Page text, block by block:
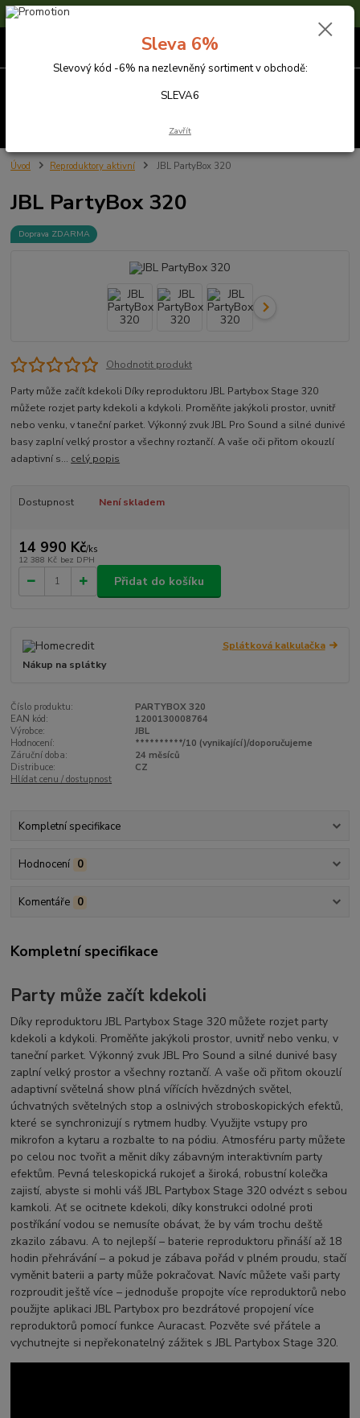
Sleva 6% na nezlevněné zboží s kódem SLEVA6
Úvod Reproduktory aktivní JBL PartyBox 320
JBL PartyBox 320
Doprava ZDARMA
Ohodnotit produkt
Party může začít kdekoli Díky reproduktoru JBL Partybox Stage 320
můžete rozjet party kdekoli a kdykoli. Proměňte jakýkoli prostor, uvnitř
nebo venku, v taneční parket. Výkonný zvuk JBL Pro Sound a silné dunivé
basy zaplní velký prostor a všechny roztančí. A vaše oči přitom okouzlí
adaptivní s... celý popis
Dostupnost Není skladem
14 990 Kč/ks
12 388 Kč bez DPH
Přidat do košíku
Splátková kalkulačka
Nákup na splátky
Číslo produktu:
PARTYBOX 320
EAN kód:
1200130008764
Výrobce:
JBL
Hodnocení:
**********/10 (vynikající)/doporučujeme
Záruční doba:
24 měsíců
Distribuce:
CZ
Hlídat cenu / dostupnost
Kompletní specifikace
Hodnocení 0
Komentáře 0
Kompletní specifikace
Party může začít kdekoli
Díky reproduktoru JBL Partybox Stage 320 můžete rozjet party
kdekoli a kdykoli. Proměňte jakýkoli prostor, uvnitř nebo venku, v
taneční parket. Výkonný zvuk JBL Pro Sound a silné dunivé basy
zaplní velký prostor a všechny roztančí. A vaše oči přitom okouzlí
adaptivní světelná show plná vířících hvězdných světel,
úchvatných světelných stop a oslnivých stroboskopických efektů,
které se synchronizují s rytmem hudby. Využijte vstupy pro
mikrofon a kytaru a rozbalte to na pódiu. Atmosféru party můžete
po celou noc tvořit a měnit díky zábavným interaktivním party
efektům. Pevná teleskopická rukojeť a široká, robustní kolečka
zajistí, abyste si mohli váš JBL Partybox Stage 320 odvézt s sebou
kamkoli. Ať se ocitnete kdekoli, díky konstrukci odolné proti
postříkání vodou se nemusíte obávat, že by vám trochu deště
zkazilo zábavu. A to nejlepší – baterie reproduktoru přináší až 18
hodin přehrávání – a pokud je zábava pořád v plném proudu, stačí
vyměnit baterii a party může pokračovat. Navíc můžete vaši party
rozproudit ještě více – jednoduše propojte více reproduktorů nebo
použijte aplikaci JBL Partybox pro bezdrátové propojení více
reproduktorů pomocí funkce Auracast. Pozvěte své přátele a
vychutnejte si nepřekonatelný zážitek s JBL Partybox Stage 320.
Sleva 6%
Slevový kód -6% na nezlevněný sortiment v obchodě:
SLEVA6
Zavřít